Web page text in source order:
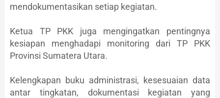
mendokumentasikan setiap kegiatan.
Ketua TP PKK juga mengingatkan pentingnya
kesiapan menghadapi monitoring dari TP PKK
Provinsi Sumatera Utara.
Kelengkapan buku administrasi, kesesuaian data
antar tingkatan, dokumentasi kegiatan yang